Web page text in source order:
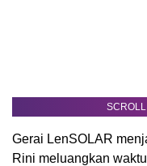
Gerai LenSOLAR
Rini meluangkan